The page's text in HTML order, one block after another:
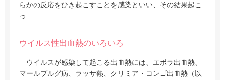
らかの反応をひき起こすことを感染といい、その結果起こ
っ…
ウイルス性出血熱のいろいろ
ウイルスが感染して起こる出血熱には、エボラ出血熱、
マールブルグ病、ラッサ熱、クリミア・コンゴ出血熱（以